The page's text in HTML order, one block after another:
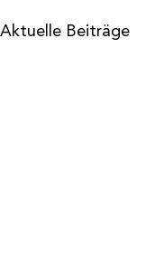
Aktuelle Beiträge